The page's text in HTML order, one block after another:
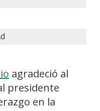
agradeció al
presidente
en la